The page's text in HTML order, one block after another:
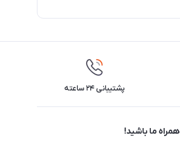
پشتیبانی ۲۴ ساعته
همراه ما باشید!